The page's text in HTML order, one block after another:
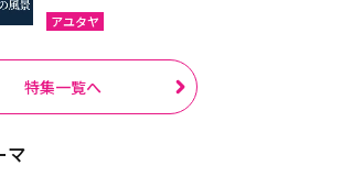
アユタヤ
特集一覧へ
マ